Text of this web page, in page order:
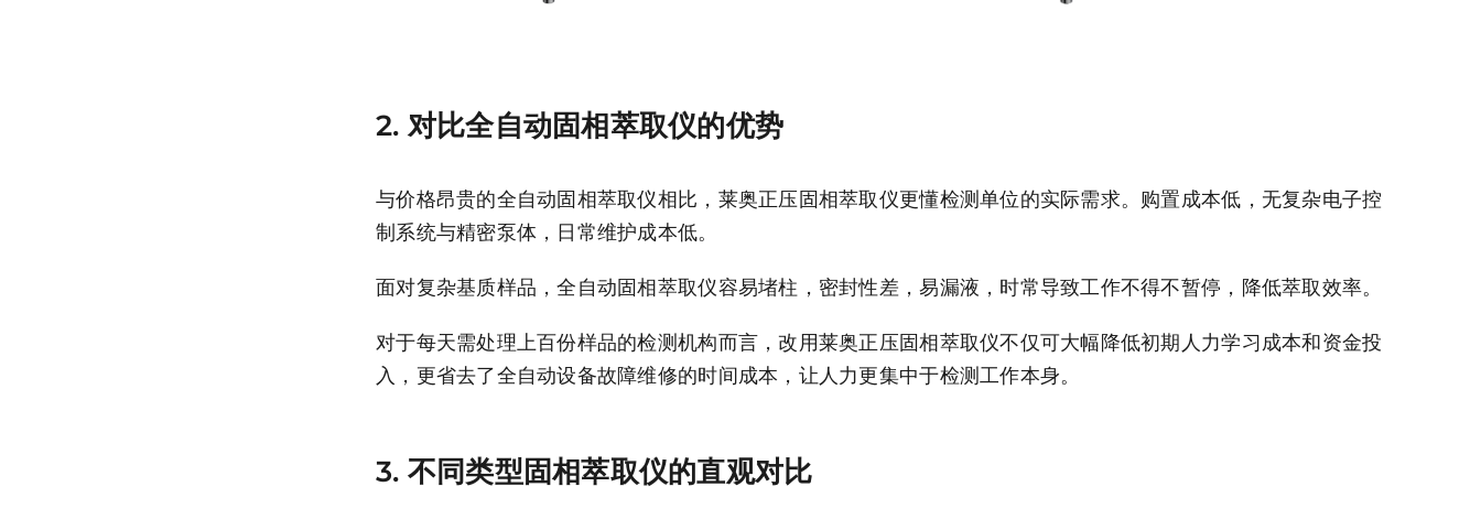
2. 对比全自动固相萃取仪的优势
与价格昂贵的全自动固相萃取仪相比，莱奥正压固相萃取仪更懂检测单位的实际需求。购置成本低，无复杂电子控
制系统与精密泵体，日常维护成本低。
面对复杂基质样品，全自动固相萃取仪容易堵柱，密封性差，易漏液，时常导致工作不得不暂停，降低萃取效率。
对于每天需处理上百份样品的检测机构而言，改用莱奥正压固相萃取仪不仅可大幅降低初期人力学习成本和资金投
入，更省去了全自动设备故障维修的时间成本，让人力更集中于检测工作本身。
3. 不同类型固相萃取仪的直观对比